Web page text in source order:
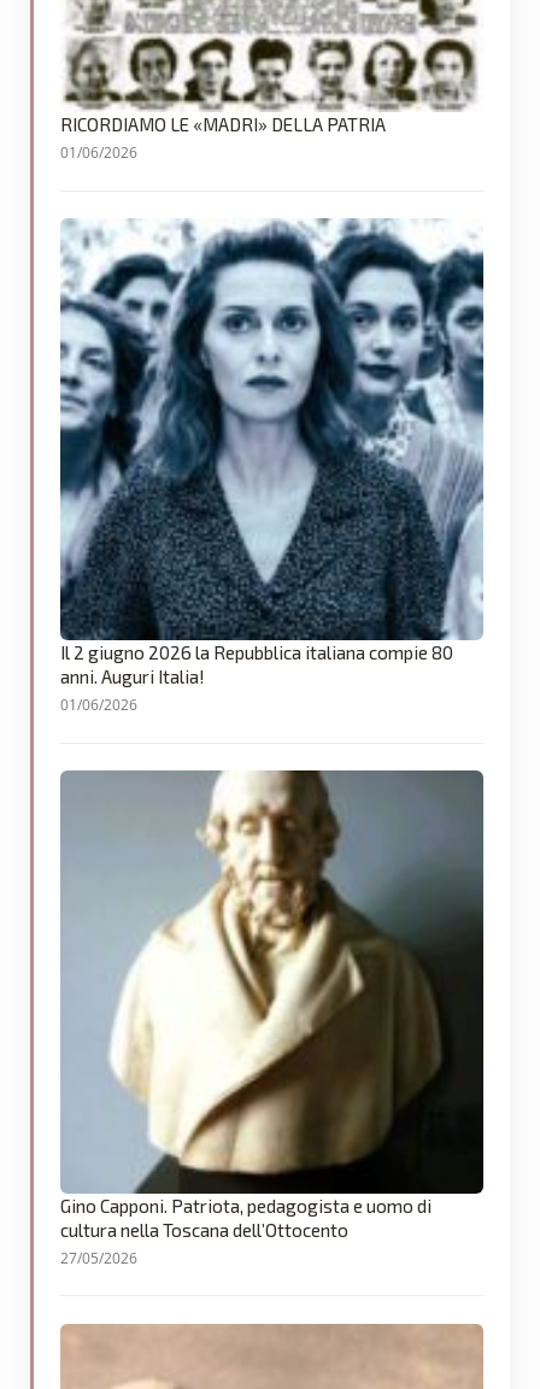
RICORDIAMO LE «MADRI» DELLA PATRIA
01/06/2026
Il 2 giugno 2026 la Repubblica italiana compie 80
anni. Auguri Italia!
01/06/2026
Gino Capponi. Patriota, pedagogista e uomo di
cultura nella Toscana dell’Ottocento
27/05/2026